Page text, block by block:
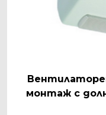
монтаж с